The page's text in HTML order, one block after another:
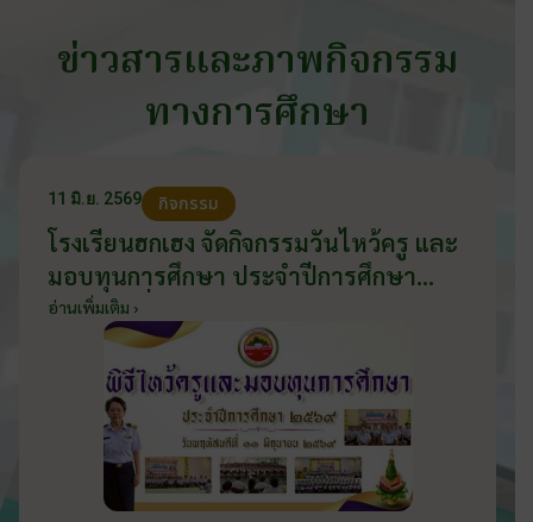
ข่าวสารและภาพกิจกรรม
ทางการศึกษา
11 มิ.ย. 2569 กิจกรรม
โรงเรียนฮกเฮง จัดกิจกรรมวันไหว้ครู และ
มอบทุนการศึกษา ประจำปีการศึกษา
2569 วันที่ 11 มิถุนายน 2569
อ่านเพิ่มเติม ›